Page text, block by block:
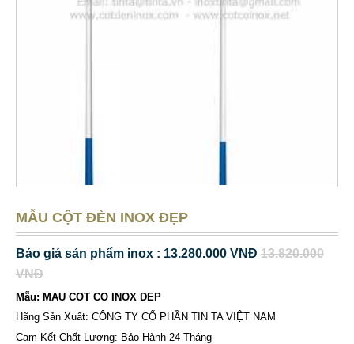
MẪU CỘT ĐÈN INOX ĐẸP
Báo giá sản phẩm inox : 13.280.000 VNĐ 13.820.000
VNĐ
Mẫu: MAU COT CO INOX DEP
Hãng Sản Xuất: CÔNG TY CỔ PHẦN TIN TA VIỆT NAM
Cam Kết Chất Lượng: Bảo Hành 24 Tháng